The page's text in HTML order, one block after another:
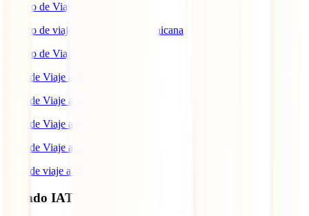
Seguro de Viaje a China
Seguro de viaje a República Dominicana
Seguro de Viaje a Colombia
Guía de Viaje a Estados Unidos
Guía de Viaje a México
Guía de Viaje a Marruecos
Guía de Viaje a Cuba
Guía de viaje a Indonesia
Mundo IATI